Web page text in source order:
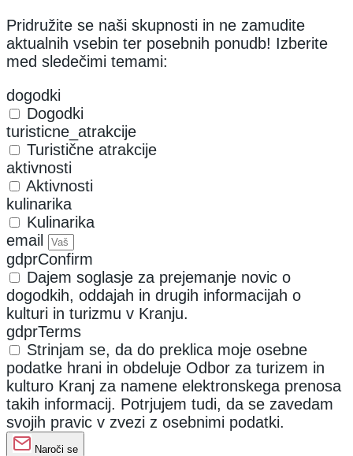
Pridružite se naši skupnosti in ne zamudite
aktualnih vsebin ter posebnih ponudb! Izberite
med sledečimi temami:
dogodki
Dogodki
turisticne_atrakcije
Turistične atrakcije
aktivnosti
Aktivnosti
kulinarika
Kulinarika
email
gdprConfirm
Dajem soglasje za prejemanje novic o
dogodkih, oddajah in drugih informacijah o
kulturi in turizmu v Kranju.
gdprTerms
Strinjam se, da do preklica moje osebne
podatke hrani in obdeluje Odbor za turizem in
kulturo Kranj za namene elektronskega prenosa
takih informacij. Potrjujem tudi, da se zavedam
svojih pravic v zvezi z osebnimi podatki.
Naroči se